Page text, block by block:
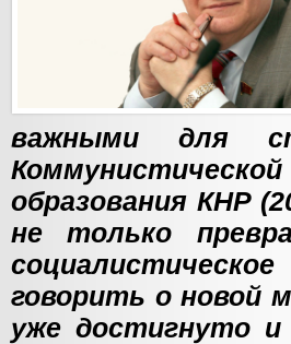
важными для
образования КНР
не только
говорить о новой
уже достигнуто